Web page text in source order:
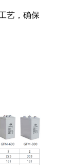
艺，确保